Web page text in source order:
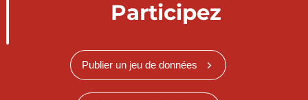
Participez
Publier un jeu de données